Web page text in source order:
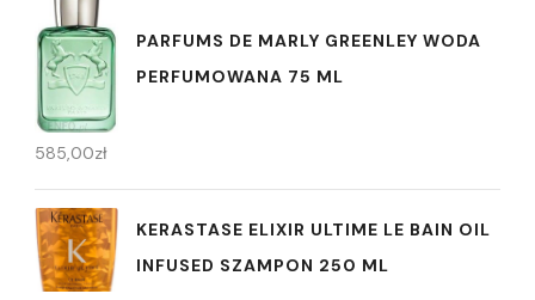
PARFUMS DE MARLY GREENLEY WODA
PERFUMOWANA 75 ML
585,00zł
KERASTASE ELIXIR ULTIME LE BAIN OIL
INFUSED SZAMPON 250 ML